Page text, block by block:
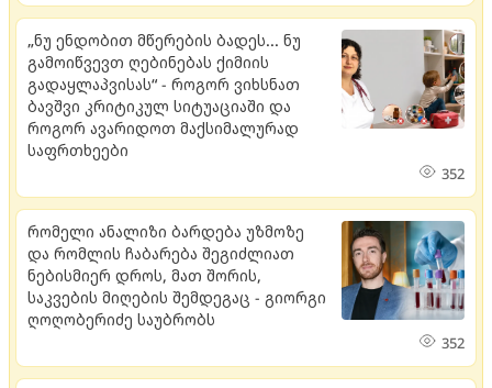
„ნუ ენდობით მწერების ბადეს... ნუ
გამოიწვევთ ღებინებას ქიმიის
გადაყლაპვისას“ - როგორ ვიხსნათ
ბავშვი კრიტიკულ სიტუაციაში და
როგორ ავარიდოთ მაქსიმალურად
საფრთხეები
352
რომელი ანალიზი ბარდება უზმოზე
და რომლის ჩაბარება შეგიძლიათ
ნებისმიერ დროს, მათ შორის,
საკვების მიღების შემდეგაც - გიორგი
ღოღობერიძე საუბრობს
352